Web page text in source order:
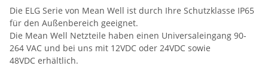
Die ELG Serie von Mean Well ist durch Ihre Schutzklasse IP65
für den Außenbereich geeignet.
Die Mean Well Netzteile haben einen Universaleingang 90-
264 VAC und bei uns mit 12VDC oder 24VDC sowie
48VDC erhältlich.